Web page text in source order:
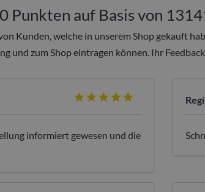
Punkten auf Basis von
Kunden, welche in unserem Shop gekauft
und zum Shop eintragen können. Ihr
informiert gewesen und die